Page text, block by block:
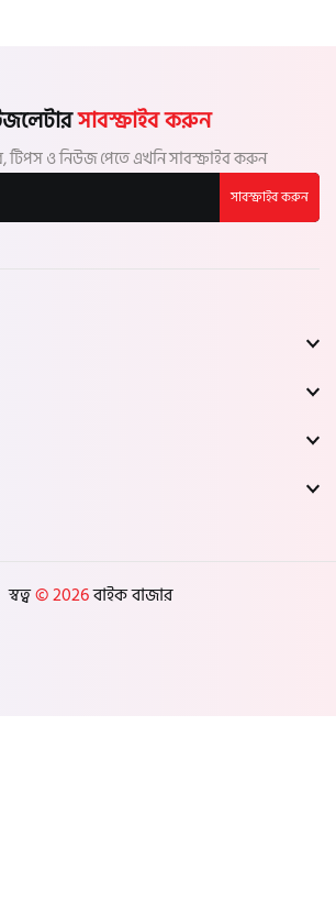
সাবস্ক্রাইব করুন
ও নিউজ পেতে এখনি সাবস্ক্রাইব করুন
সাবস্ক্রাইব করুন
স্বত্ব© 2026বাইক বাজার